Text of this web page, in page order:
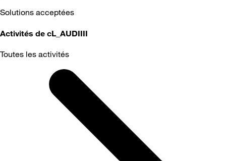
Solutions acceptées
Activités de cL_AUDIIII
Toutes les activités